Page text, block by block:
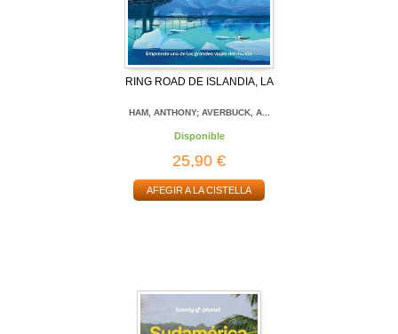
RING ROAD DE ISLANDIA, LA
HAM, ANTHONY; AVERBUCK, A...
Disponible
25,90 €
AFEGIR A LA CISTELLA